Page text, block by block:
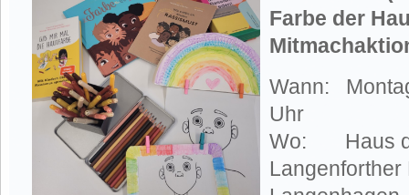
Farbe der
Wann:
Uhr
Wo: Haus
Langenforther